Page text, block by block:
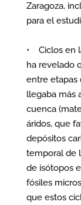
Zaragoza,
para el
• Ciclos en
ha revelado
entre etapas
llegaba más
cuenca
áridos, que
depósitos
temporal de
de isótopos
fósiles
que estos